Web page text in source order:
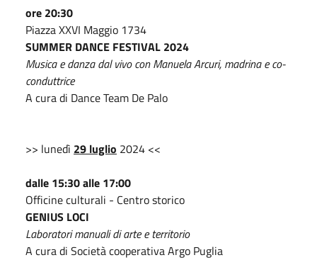
ore 20:30
Piazza XXVI Maggio 1734
SUMMER DANCE FESTIVAL 2024
Musica e danza dal vivo con Manuela Arcuri, madrina e co-
conduttrice
A cura di Dance Team De Palo
>> lunedì 29 luglio 2024 <<
dalle 15:30 alle 17:00
Officine culturali - Centro storico
GENIUS LOCI
Laboratori manuali di arte e territorio
A cura di Società cooperativa Argo Puglia